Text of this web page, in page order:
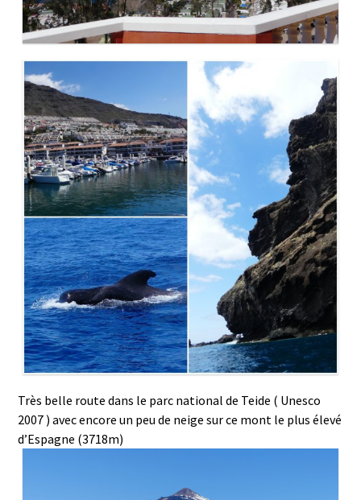
Très belle route dans le parc national de Teide ( Unesco
2007 ) avec encore un peu de neige sur ce mont le plus élevé
d’Espagne (3718m)